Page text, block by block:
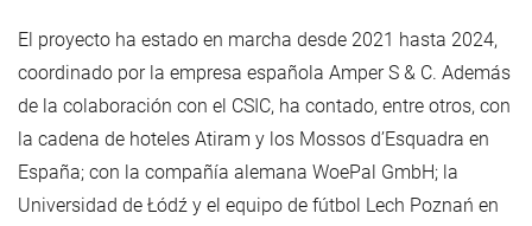
El proyecto ha estado en marcha desde 2021 hasta 2024,
coordinado por la empresa española Amper S & C. Además
de la colaboración con el CSIC, ha contado, entre otros, con
la cadena de hoteles Atiram y los Mossos d’Esquadra en
España; con la compañía alemana WoePal GmbH; la
Universidad de Łódź y el equipo de fútbol Lech Poznań en